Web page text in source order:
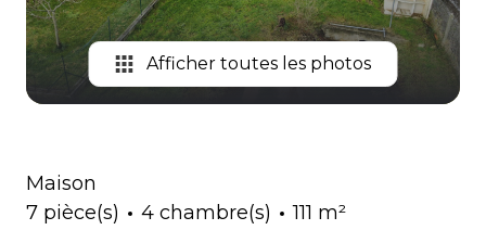
Afficher toutes les photos
Maison
7 pièce(s)
4 chambre(s) 111 m²